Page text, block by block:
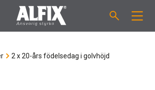
2 x 20-års födelsedag i golvhöjd